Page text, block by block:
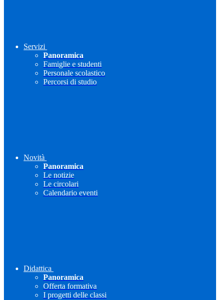
Servizi
Panoramica
Famiglie e studenti
Personale scolastico
Percorsi di studio
Novità
Panoramica
Le notizie
Le circolari
Calendario eventi
Didattica
Panoramica
Offerta formativa
I progetti delle classi